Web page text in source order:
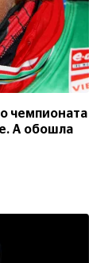
чемпионата
А обошла